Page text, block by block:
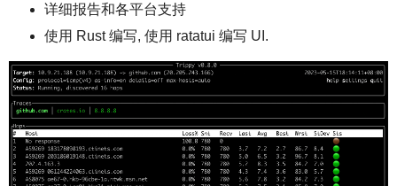
详细报告和各平台支持
使用 Rust 编写, 使用 ratatui 编写 UI.